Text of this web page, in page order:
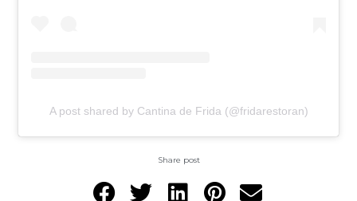
A post shared by Cantina de Frida (@fridarestoran)
Share post